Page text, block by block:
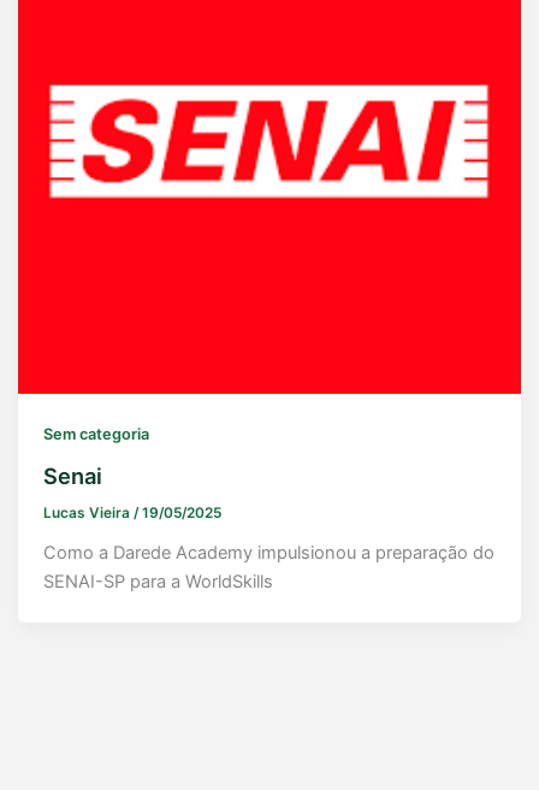
Sem categoria
Senai
Lucas Vieira/19/05/2025
Como a Darede Academy impulsionou a preparação do
SENAI-SP para a WorldSkills